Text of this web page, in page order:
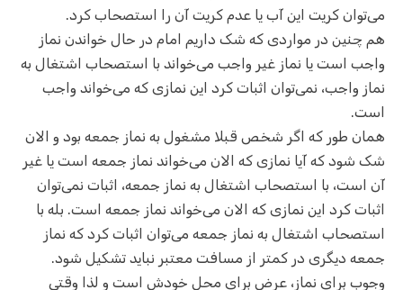
می‌توان کریت این آب یا عدم کریت آن را استصحاب کرد.
هم چنین در مواردی که شک داریم امام در حال خواندن نماز
واجب است یا نماز غیر واجب می‌خواند با استصحاب اشتغال به
نماز واجب، نمی‌توان اثبات کرد این نمازی که می‌خواند واجب
است.
همان طور که اگر شخص قبلا مشغول به نماز جمعه بود و الان
شک شود که آیا نمازی که الان می‌خواند نماز جمعه است یا غیر
آن است، با استصحاب اشتغال به نماز جمعه، اثبات نمی‌توان
اثبات کرد این نمازی که الان می‌خواند نماز جمعه است. بله با
استصحاب اشتغال به نماز جمعه می‌توان اثبات کرد که نماز
جمعه دیگری در کمتر از مسافت معتبر نباید تشکیل شود.
وجوب برای نماز، عرض برای محل خودش است و لذا وقتی